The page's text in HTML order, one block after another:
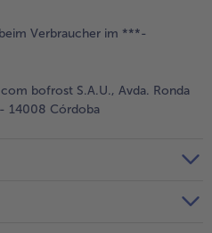
Verbraucher im ***-
bofrost S.A.U., Avda. Ronda
- 14008 Córdoba